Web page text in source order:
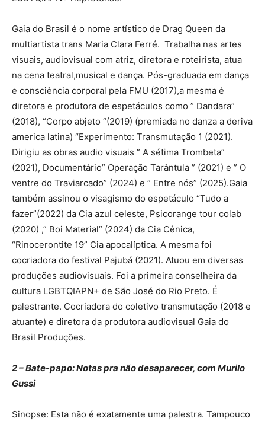
Gaia do Brasil é o nome artístico de Drag Queen da
multiartista trans Maria Clara Ferré. Trabalha nas artes
visuais, audiovisual com atriz, diretora e roteirista, atua
na cena teatral,musical e dança. Pós-graduada em dança
e consciência corporal pela FMU (2017),a mesma é
diretora e produtora de espetáculos como ” Dandara”
(2018), “Corpo abjeto “(2019) (premiada no danza a deriva
america latina) “Experimento: Transmutação 1 (2021).
Dirigiu as obras audio visuais ” A sétima Trombeta”
(2021), Documentário” Operação Tarântula ” (2021) e ” O
ventre do Traviarcado” (2024) e ” Entre nós” (2025).Gaia
também assinou o visagismo do espetáculo “Tudo a
fazer”(2022) da Cia azul celeste, Psicorange tour colab
(2020) ,” Boi Material” (2024) da Cia Cênica,
“Rinocerontite 19” Cia apocalíptica. A mesma foi
cocriadora do festival Pajubá (2021). Atuou em diversas
produções audiovisuais. Foi a primeira conselheira da
cultura LGBTQIAPN+ de São José do Rio Preto. É
palestrante. Cocriadora do coletivo transmutação (2018 e
atuante) e diretora da produtora audiovisual Gaia do
Brasil Produções.
2 – Bate-papo: Notas pra não desaparecer, com Murilo
Gussi
Sinopse: Esta não é exatamente uma palestra. Tampouco